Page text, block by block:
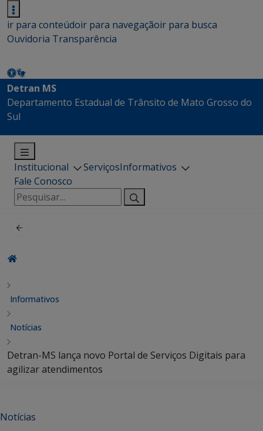
ir para conteúdoir para navegaçãoir para busca
Ouvidoria Transparência
Detran MS
Departamento Estadual de Trânsito de Mato Grosso do
Sul
Institucional ServiçosInformativos
Fale Conosco
Pesquisar
por:
Informativos
Notícias
Detran-MS lança novo Portal de Serviços Digitais para
agilizar atendimentos
Notícias